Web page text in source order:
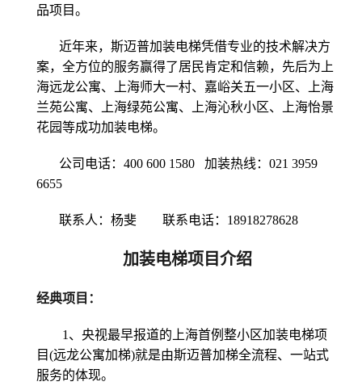
品项目。
近年来，斯迈普加装电梯凭借专业的技术解决方
案，全方位的服务赢得了居民肯定和信赖，先后为上
海远龙公寓、上海师大一村、嘉峪关五一小区、上海
兰苑公寓、上海绿苑公寓、上海沁秋小区、上海怡景
花园等成功加装电梯。
公司电话：400 600 1580 加装热线：021 3959
6655
联系人：杨斐 联系电话：18918278628
加装电梯项目介绍
经典项目：
1、央视最早报道的上海首例整小区加装电梯项
目(远龙公寓加梯)就是由斯迈普加梯全流程、一站式
服务的体现。